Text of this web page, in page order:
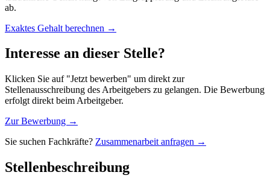
ab.
Exaktes Gehalt berechnen →
Interesse an dieser Stelle?
Klicken Sie auf "Jetzt bewerben" um direkt zur
Stellenausschreibung des Arbeitgebers zu gelangen. Die Bewerbung
erfolgt direkt beim Arbeitgeber.
Zur Bewerbung →
Sie suchen Fachkräfte? Zusammenarbeit anfragen →
Stellenbeschreibung